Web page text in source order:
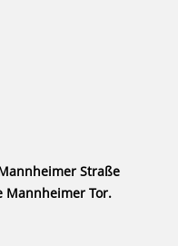
Straße
Mannheimer Tor.